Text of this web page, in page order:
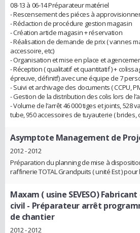
08-13 à 06-14 Préparateur matériel
- Rescensement des piéces à
- Rédaction de procédure gestion magasin
- Création article magasin + réservation
- Réalisation de demande de prix ( vannes
accessoire, etc)
- Organisation et mise en place et
- Réception ( qualitatif et quantitatif ) +
épreuve, définitf) avec une équipe de 7
- Suivi et archivage des documents ( CCPU,
- Gestion de la distribution des colis lors de
- Volume de l’arrêt 46 000 tiges et joints, 528
tube, 950 accessoires de tuyauterie ( brides,
Asymptote Management de
2012 - 2012
Préparation du planning de mise à
raffinerie TOTAL Grandpuits ( unité Est ) pour
Maxam ( usine SEVESO)
civil - Préparateur arrêt
de chantier
2012 - 2012